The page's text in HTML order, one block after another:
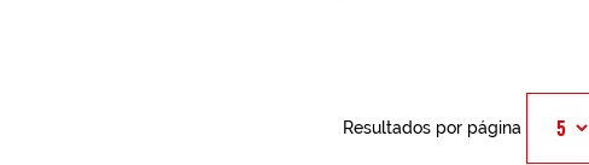
Resultados por página